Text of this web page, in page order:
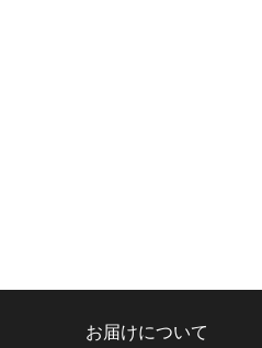
お届けについて